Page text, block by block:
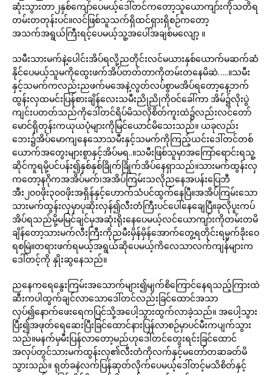
ဆုံးသွားတာ၂နှစ်ကျော်ပေမယ့်ဒေါ်တင်ကတော့သူယောကျာ်းကိုသတိရ
တမ်းတတုန်းပင်။လင်ဖြစ်သူသက်ရှိထင်ရှားရှိစဉ်ကတော့
အသက်အရွယ်ကြီးရင့်ပေမယ့်သူ့အပေါ်အချစ်မလျော့ ။
သမီးသားမက်နဲ့ပေါင်းအိပ်ရလို့ညတိုင်းလင်မယားနှစ်ယောက်မဆက်ဆံ
နိုင်ပေမယ့်သူမကိုထွေးဖက်အိပ်တတ်တာကိုတမ်းတနေမိဆဲ…..။သမီး
နှင့်သမက်ကလည်းညဖက်မအေနဲ့လွတ်လပ်စွာမအိပ်ရတော့နေ့ဘက်
ထွန်းလှထမင်းပြန်စားချိန်လေးသမီးညိုညိုကိုဝင်ခေါ်ကာ အိမ်၌လိုးပွဲ
ကျင်းပတတ်သည်ကိုဒေါ်တင်ရိပ်မိသလိုစိတ်ကူးထဲ၌လည်းလင်တော်
မောင်ရှိတုန်းကယုယပုံများကိုမြင်ယောင်မိသေးသည်။ ယခုလည်း
ဘေး၌အိပ်မောကျနေသောသမီးနှင့်သမက်ကိုကြည့်ယင်းဒေါ်တင်တစ်
ယောက်အတွေးများစွာနှင့်အိပ်မရ..။သမီးဖြစ်သူမှာအကြော်ရောင်းရသူ့
ဆိုင်ကူရမို့ပင်ပန်း၍နှစ်နှစ်ခြိုက်ခြိုက်အိပ်နေရှာသည်။သားမက်ထွန်းလှ
ကတော့နဂိုကအအိပ်မက်၊အအိပ်ကြမ်းသလိုညနေအပန်းပြေဘီ
အီး၂၀၀ဖိုး၃၀၀ဖိုးအရှိန်နှင့်ဟောက်သံပင်ထွက်နေပြီ။အအိပ်ကြမ်းသော
သားမက်ထွန်းလှမှာပုဆိုးလှန်၍လီးတံကြီးပင်ပေါ်နေချေပြီ။ခုလိုပူးကပ်
အိပ်ရသည်မို့မမြင်ချင်မှအဆုံးရိုးနေပေမယ့်လင်ယောကျာ်းကိုတမ်းတမိ
ချိန်တော့သားမက်လီးကြီးကိုညမီးမှိန်မှိန်အောက်တွေ့ရတိုင်းရမ္မက်ခိုးဝေ
ရစမြဲ။တရားဖက်ရမယ့်အရွယ်ဆိုပေမယ့်ကိလေသာလက်ကျန်များက
ဒေါ်တင့်ကို နှိုးဆွနေသည်။
ညနေကရေနွေးကြမ်းအသောက်များ၍မျက်စိကြောင်နေရသည့်ကြားထဲ
ဆီးကပါထွက်ချင်လာသောဒေါ်တင်လည်းခြင်ထောင်အသာ
လှပ်၍နောက်ဖေးရေကပြင်သို့အပေါ့သွားထွက်လာခဲ့သည်။ အပေါ့သွား
ပြီး၍အဖုတ်ရေဆေးပြီးခြင်ထောင်နားပြန်လာစဉ်မှာပင်မီးကပျက်သွား
သည်။မနက်မှမီးပြန်လာတော့မည်ဟုဒေါ်တင်တွေးရင်းခြင်ထောင်
အလှပ်တွင်သားမက်ထွန်းလှ၏လီးတံကိုလက်နှင့်မတော်တဆခတ်မိ
သွားသည်။ ရုတ်ခနဲလက်ပြန်ဆုတ်လိုက်ပေမယ့်ဒေါ်တင့်မသိစိတ်နှင့်